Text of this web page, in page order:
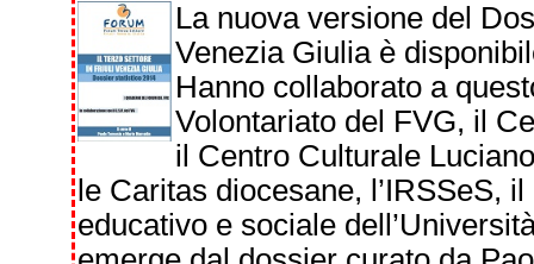
La nuova versione del
Venezia Giulia è
Hanno collaborato a
Volontariato del FVG, il
il Centro Culturale
le Caritas diocesane, l’IRSSeS,
educativo e sociale